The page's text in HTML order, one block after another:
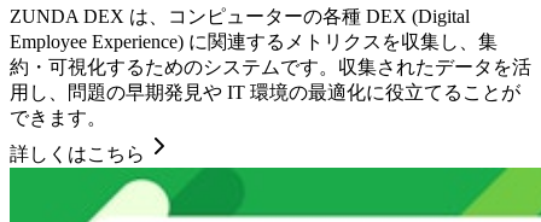
ZUNDA DEX は、コンピューターの各種 DEX (Digital
Employee Experience) に関連するメトリクスを収集し、集
約・可視化するためのシステムです。収集されたデータを活
用し、問題の早期発見や IT 環境の最適化に役立てることが
できます。
詳しくはこちら